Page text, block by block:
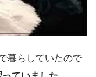
暮らしていたので